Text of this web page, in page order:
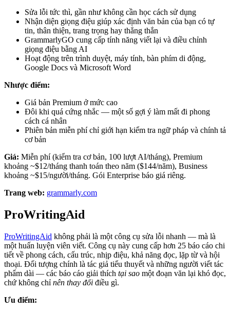
Sửa lỗi tức thì, gần như không cần học cách sử dụng
Nhận diện giọng điệu giúp xác định văn bản của bạn có tự
tin, thân thiện, trang trọng hay thẳng thắn
GrammarlyGO cung cấp tính năng viết lại và điều chỉnh
giọng điệu bằng AI
Hoạt động trên trình duyệt, máy tính, bàn phím di động,
Google Docs và Microsoft Word
Nhược điểm:
Giá bản Premium ở mức cao
Đôi khi quá cứng nhắc — một số gợi ý làm mất đi phong
cách cá nhân
Phiên bản miễn phí chỉ giới hạn kiểm tra ngữ pháp và chính tả
cơ bản
Giá: Miễn phí (kiểm tra cơ bản, 100 lượt AI/tháng), Premium
khoảng ~$12/tháng thanh toán theo năm ($144/năm), Business
khoảng ~$15/người/tháng. Gói Enterprise báo giá riêng.
Trang web: grammarly.com
ProWritingAid
ProWritingAid không phải là một công cụ sửa lỗi nhanh — mà là
một huấn luyện viên viết. Công cụ này cung cấp hơn 25 báo cáo chi
tiết về phong cách, cấu trúc, nhịp điệu, khả năng đọc, lặp từ và hội
thoại. Đối tượng chính là tác giả tiểu thuyết và những người viết tác
phẩm dài — các báo cáo giải thích tại sao một đoạn văn lại khó đọc,
chứ không chỉ nên thay đổi điều gì.
Ưu điểm: